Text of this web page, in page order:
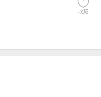
收藏